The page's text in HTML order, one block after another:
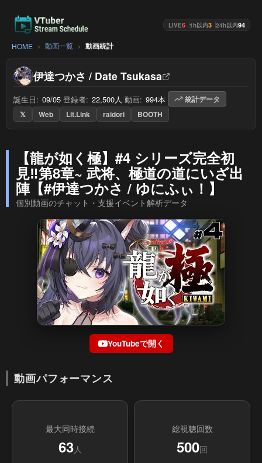
LIVE6 1h以内3 24h以内94
HOME 動画一覧 動画統計
伊達つかさ / Date Tsukasa
誕生日: 09/05 登録者: 22,500人 動画: 994本
統計データ
𝕏
Web Lit.Link raidori BOOTH
【龍が如く極】#4 シリーズ完全初
見‼️第8章~ 武将、極道の道にいざ出
陣【#伊達つかさ / ゆにふぃ！】
個別動画のチャット・支援イベント解析データ
YouTubeで開く
動画パフォーマンス
最大同時接続
63人
総視聴回数
500回